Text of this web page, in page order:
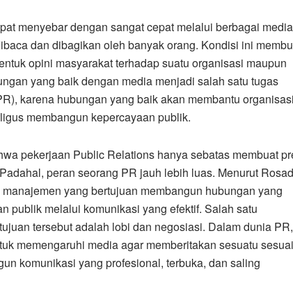
menyebar dengan sangat cepat melalui berbagai
dan dibagikan oleh banyak orang. Kondisi ini
opini masyarakat terhadap suatu organisasi maupun
yang baik dengan media menjadi salah satu tugas
karena hubungan yang baik akan membantu organisasi
membangun kepercayaan publik.
pekerjaan Public Relations hanya sebatas membuat
peran seorang PR jauh lebih luas. Menurut
yang bertujuan membangun hubungan yang
publik melalui komunikasi yang efektif. Salah satu
tersebut adalah lobi dan negosiasi. Dalam dunia PR,
memengaruhi media agar memberitakan sesuatu sesuai
komunikasi yang profesional, terbuka, dan saling